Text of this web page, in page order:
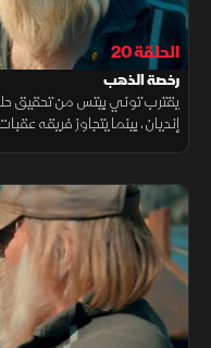
الحلقة 20
رخصة الذهب
يقترب توني بيتس من تحقيق
إنديان، بينما يتجاوز فريقه